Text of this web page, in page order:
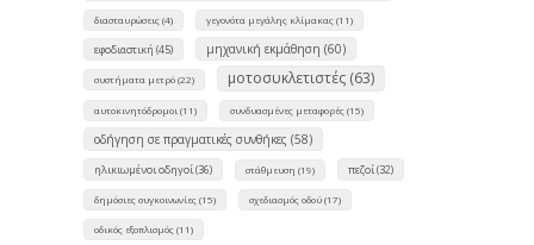
διασταυρώσεις (4) γεγονότα μεγάλης κλίμακας (11)
εφοδιαστική (45) μηχανική εκμάθηση (60)
συστήματα μετρό (22) μοτοσυκλετιστές (63)
αυτοκινητόδρομοι (11) συνδυασμένες μεταφορές (15)
οδήγηση σε πραγματικές συνθήκες (58)
ηλικιωμένοι οδηγοί (36) στάθμευση (19) πεζοί (32)
δημόσιες συγκοινωνίες (15) σχεδιασμός οδού (17)
οδικός εξοπλισμός (11)